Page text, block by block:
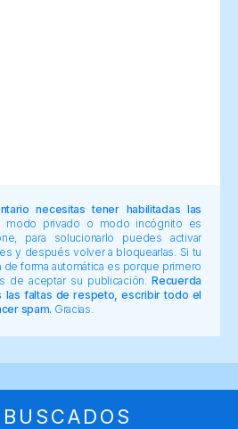
necesitas tener habilitadas las
modo privado o modo incógnito es
para solucionarlo puedes activar
y después volver a bloquearlas. Si tu
forma automática es porque primero
de aceptar su publicación.Recuerda
las faltas de respeto, escribir todo el
spam. Gracias.